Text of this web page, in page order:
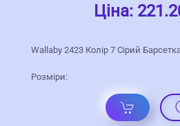
Ціна:
Wallaby 2423 Колір 7 Сірий
Розміри: